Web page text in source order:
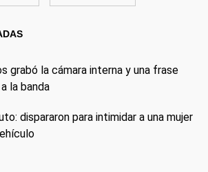
grabó la cámara interna y una frase
la banda
dispararon para intimidar a una mujer